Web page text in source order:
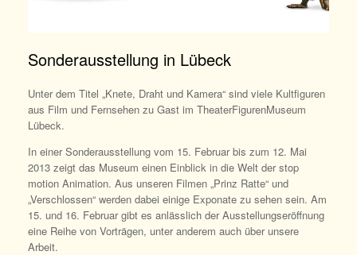
Sonderausstellung in Lübeck
Unter dem Titel „Knete, Draht und Kamera“ sind viele Kultfiguren
aus Film und Fernsehen zu Gast im TheaterFigurenMuseum
Lübeck.
In einer Sonderausstellung vom 15. Februar bis zum 12. Mai
2013 zeigt das Museum einen Einblick in die Welt der stop
motion Animation. Aus unseren Filmen „Prinz Ratte“ und
„Verschlossen“ werden dabei einige Exponate zu sehen sein. Am
15. und 16. Februar gibt es anlässlich der Ausstellungseröffnung
eine Reihe von Vorträgen, unter anderem auch über unsere
Arbeit.